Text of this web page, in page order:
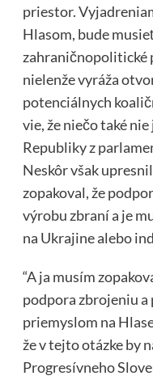
priestor.
Hlasom, bude
zahraničnopolitické
nielenže vyráža
potenciálnych
vie, že niečo také
Republiky z
Neskôr však
zopakoval, že
výrobu zbraní a je
na Ukrajine alebo
“A ja musím
podpora zbrojeniu
priemyslom na
že v tejto otázke by
Progresívneho